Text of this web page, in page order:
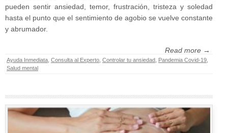
pueden sentir ansiedad, temor, frustración, tristeza y soledad
hasta el punto que el sentimiento de agobio se vuelve constante
y abrumador.
Read more →
Ayuda Inmediata Consulta al Experto Controlar tu ansiedad Pandemia Covid-19
Salud mental